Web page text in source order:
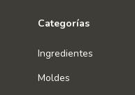
Categorías
Ingredientes
Moldes